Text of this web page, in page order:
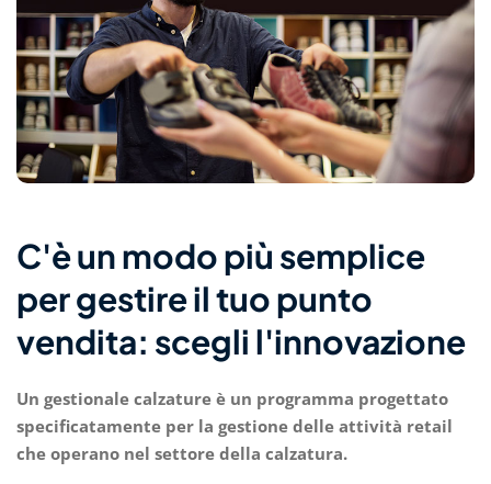
C'è un modo più semplice
per gestire il tuo punto
vendita: scegli l'innovazione
Un gestionale calzature è un programma progettato
specificatamente per la gestione delle attività retail
che operano nel settore della calzatura.